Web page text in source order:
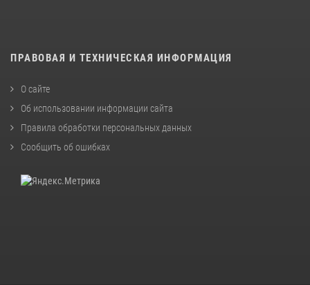
ПРАВОВАЯ И ТЕХНИЧЕСКАЯ ИНФОРМАЦИЯ
О сайте
Об использовании информации сайта
Правила обработки персональных данных
Сообщить об ошибках